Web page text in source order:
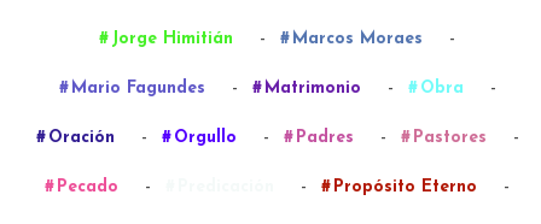
Jorge Himitián - Marcos Moraes -
Mario Fagundes - Matrimonio - Obra -
Oración - Orgullo - Padres - Pastores -
Pecado - - Propósito Eterno -